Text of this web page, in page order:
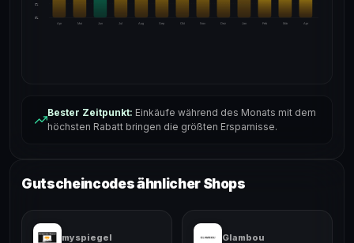
6%
0%
Apr
Mai Jun Jul Aug Sep Okt Nov Dez Jan Feb Mär Apr
Bester Zeitpunkt: Einkäufe während des Monats mit dem
höchsten Rabatt bringen die größten Ersparnisse.
Gutscheincodes ähnlicher Shops
myspiegel Glambou